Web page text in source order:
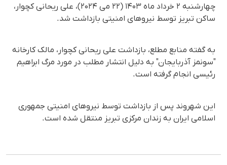
چهارشنبه ٢ خرداد ماه ۱۴۰۳ (٢٢ می ۲۰۲۴)، علی ریحانی کچوار،
ساکن تبریز توسط نیروهای امنیتی بازداشت شد.
به گفته منابع مطلع، بازداشت علی ریحانی کچوار، مالک کارخانه
"سونمز آذربایجان" به دلیل انتشار مطلب در مورد مرگ ابراهیم
رئیسی انجام گرفته است.
این شهروند پس از بازداشت توسط نیروهای امنیتی جمهوری
اسلامی ایران به زندان مرکزی تبریز منتقل شده است.